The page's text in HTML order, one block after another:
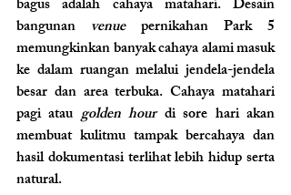
bagus adalah cahaya matahari. Desain
bangunan venue pernikahan Park 5
memungkinkan banyak cahaya alami masuk
ke dalam ruangan melalui jendela-jendela
besar dan area terbuka. Cahaya matahari
pagi atau golden hour di sore hari akan
membuat kulitmu tampak bercahaya dan
hasil dokumentasi terlihat lebih hidup serta
natural.